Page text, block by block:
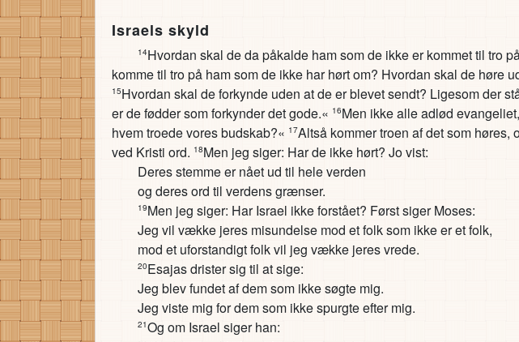
Israels skyld
14Hvordan skal de da påkalde ham som de ikke er kommet til tro
komme til tro på ham som de ikke har hørt om? Hvordan skal de høre
15Hvordan skal de forkynde uden at de er blevet sendt? Ligesom der
er de fødder som forkynder det gode.« 16Men ikke alle adlød
hvem troede vores budskab?« 17Altså kommer troen af det som høres,
ved Kristi ord. 18Men jeg siger: Har de ikke hørt? Jo vist:
Deres stemme er nået ud til hele verden
og deres ord til verdens grænser.
19Men jeg siger: Har Israel ikke forstået? Først siger Moses:
Jeg vil vække jeres misundelse mod et folk som ikke er et folk,
mod et uforstandigt folk vil jeg vække jeres vrede.
20Esajas drister sig til at sige:
Jeg blev fundet af dem som ikke søgte mig.
Jeg viste mig for dem som ikke spurgte efter mig.
21Og om Israel siger han: